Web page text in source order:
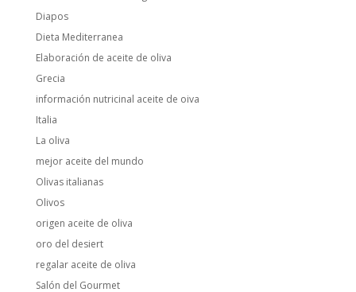
Diapos
Dieta Mediterranea
Elaboración de aceite de oliva
Grecia
información nutricinal aceite de oiva
Italia
La oliva
mejor aceite del mundo
Olivas italianas
Olivos
origen aceite de oliva
oro del desiert
regalar aceite de oliva
Salón del Gourmet